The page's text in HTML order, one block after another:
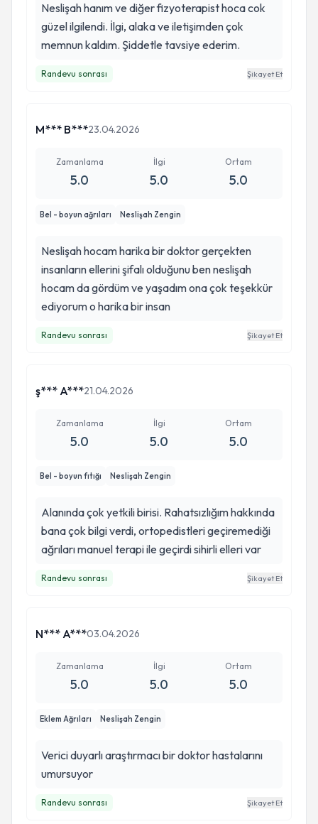
Neslişah hanım ve diğer fizyoterapist hoca cok
güzel ilgilendi. İlgi, alaka ve iletişimden çok
memnun kaldım. Şiddetle tavsiye ederim.
Randevu sonrası Şikayet Et
M*** B***23.04.2026
Zamanlama
5.0
İlgi
5.0
Ortam
5.0
Bel - boyun ağrıları Neslişah Zengin
Neslişah hocam harika bir doktor gerçekten
insanların ellerini şifalı olduğunu ben neslişah
hocam da gördüm ve yaşadım ona çok teşekkür
ediyorum o harika bir insan
Randevu sonrası Şikayet Et
ş*** A***21.04.2026
Zamanlama
5.0
İlgi
5.0
Ortam
5.0
Bel - boyun fıtığı Neslişah Zengin
Alanında çok yetkili birisi. Rahatsızlığım hakkında
bana çok bilgi verdi, ortopedistleri geçiremediği
ağrıları manuel terapi ile geçirdi sihirli elleri var
Randevu sonrası Şikayet Et
N*** A***03.04.2026
Zamanlama
5.0
İlgi
5.0
Ortam
5.0
Eklem Ağrıları Neslişah Zengin
Verici duyarlı araştırmacı bir doktor hastalarını
umursuyor
Randevu sonrası Şikayet Et